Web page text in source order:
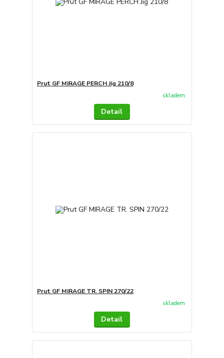
Prut GF MIRAGE PERCH Jig 210/8
skladem
Detail
Prut GF MIRAGE TR. SPIN 270/22
skladem
Detail